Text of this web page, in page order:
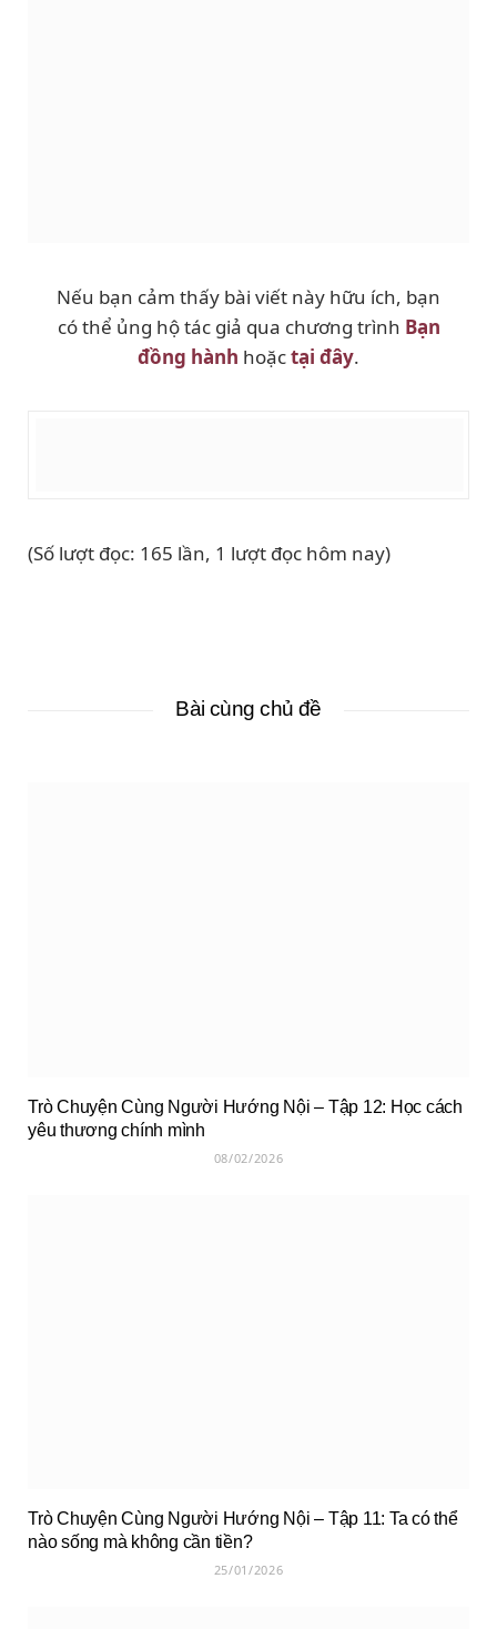
Nếu bạn cảm thấy bài viết này hữu ích, bạn
có thể ủng hộ tác giả qua chương trình Bạn
đồng hành hoặctại đây.
(Số lượt đọc: 165 lần, 1 lượt đọc hôm nay)
Bài cùng chủ đề
Trò Chuyện Cùng Người Hướng Nội – Tập 12: Học cách
yêu thương chính mình
08/02/2026
Trò Chuyện Cùng Người Hướng Nội – Tập 11: Ta có thể
nào sống mà không cần tiền?
25/01/2026